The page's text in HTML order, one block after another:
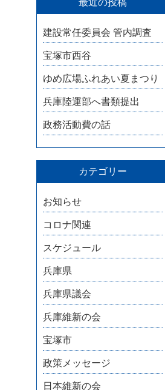
最近の投稿
建設常任委員会 管内調査
宝塚市西谷
ゆめ広場ふれあい夏まつり
兵庫陸運部へ書類提出
政務活動費の話
カテゴリー
お知らせ
コロナ関連
スケジュール
兵庫県
兵庫県議会
兵庫維新の会
宝塚市
政策メッセージ
日本維新の会